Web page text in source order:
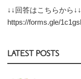
↓↓回答はこちらから↓↓
https://forms.gle/
LATEST POSTS